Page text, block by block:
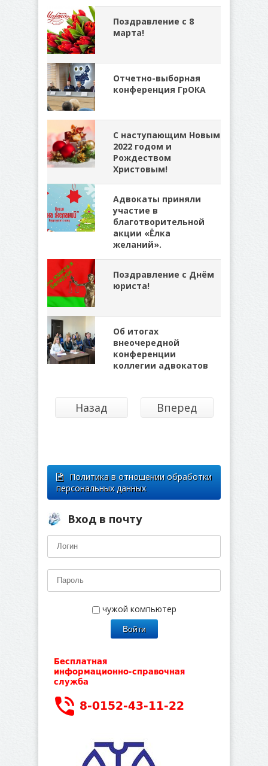
Поздравление с 8
марта!
Отчетно-выборная
конференция ГрОКА
C наступающим Новым
2022 годом и
Рождеством
Христовым!
Адвокаты приняли
участие в
благотворительной
акции «Ёлка
желаний».
Поздравление с Днём
юриста!
Об итогах
внеочередной
конференции
коллегии адвокатов
Назад Вперед
Политика в отношении обработки
персональных данных
Вход в почту
чужой компьютер